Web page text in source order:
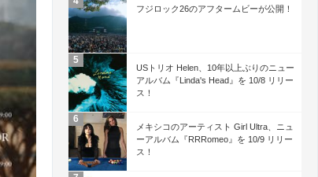
フジロック26のアフタームビーが公開！
USトリオ Helen、10年以上ぶりのニュー
アルバム『Linda's Head』を 10/8 リリー
ス！
メキシコのアーティスト Girl Ultra、ニュ
ーアルバム『RRRomeo』を 10/9 リリー
ス！